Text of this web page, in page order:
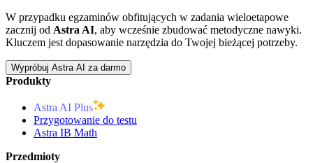
W przypadku egzaminów obfitujących w zadania wieloetapowe
zacznij od Astra AI, aby wcześnie zbudować metodyczne nawyki.
Kluczem jest dopasowanie narzędzia do Twojej bieżącej potrzeby.
Wypróbuj Astra AI za darmo
Produkty
Astra AI Plus
Przygotowanie do testu
Astra IB Math
Przedmioty